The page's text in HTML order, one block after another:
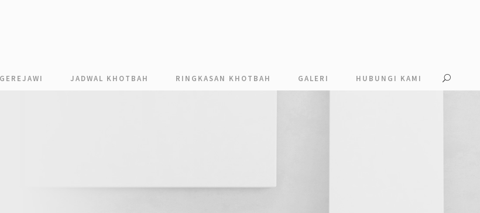
JADWAL KHOTBAH RINGKASAN KHOTBAH GALERI HUBUNGI KAMI